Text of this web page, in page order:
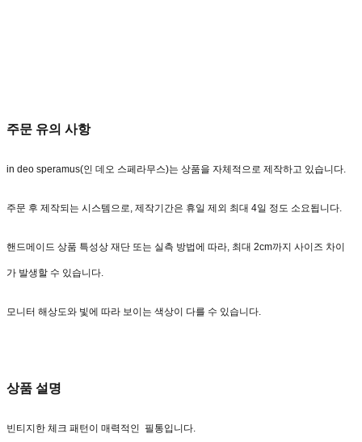
주문 유의 사항
in deo speramus(인 데오 스페라무스)는 상품을 자체적으로 제작하고 있습니다.
주문 후 제작되는 시스템으로, 제작기간은 휴일 제외 최대 4일 정도 소요됩니다.
핸드메이드 상품 특성상 재단 또는 실측 방법에 따라, 최대 2cm까지 사이즈 차이
가 발생할 수 있습니다.
모니터 해상도와 빛에 따라 보이는 색상이 다를 수 있습니다.
상품 설명
빈티지한 체크 패턴이 매력적인 필통입니다.